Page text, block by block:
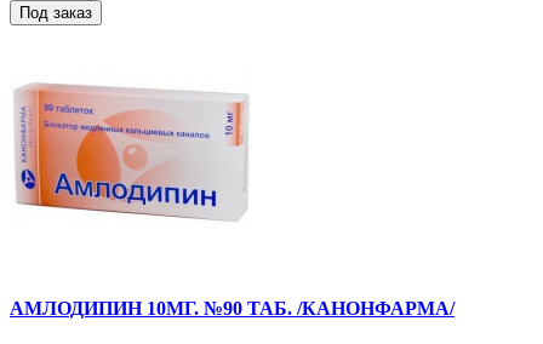
Под заказ
АМЛОДИПИН 10МГ. №90 ТАБ. /КАНОНФАРМА/